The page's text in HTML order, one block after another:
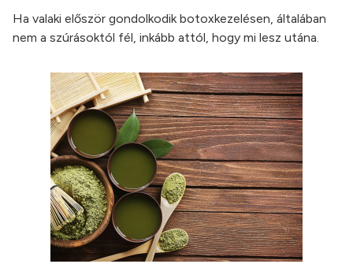
Ha valaki először gondolkodik botoxkezelésen, általában
nem a szúrásoktól fél, inkább attól, hogy mi lesz utána.